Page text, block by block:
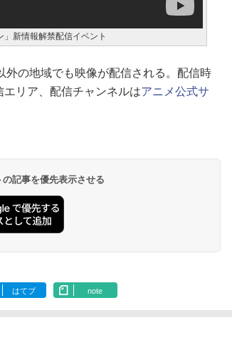
新情報解禁配信イベント
外の地域でも映像が配信される。配信時
リア、配信チャンネルはアニメ公式サ
記事を優先表示させる
はてブ note